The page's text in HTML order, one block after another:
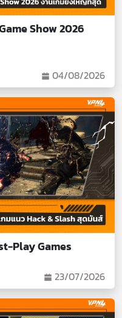
Show 2026
04/08/2026
Play Games
23/07/2026